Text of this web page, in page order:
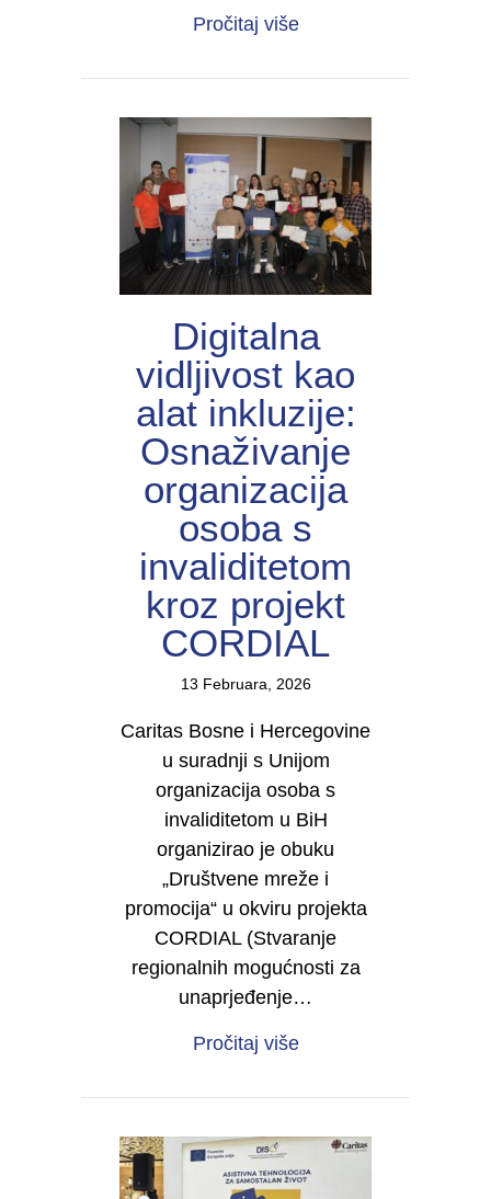
Pročitaj višeabout Sigurnost
Digitalna
vidljivost kao
alat inkluzije:
Osnaživanje
organizacija
osoba s
invaliditetom
kroz projekt
CORDIAL
13 Februara, 2026
Caritas Bosne i Hercegovine
u suradnji s Unijom
organizacija osoba s
invaliditetom u BiH
organizirao je obuku
„Društvene mreže i
promocija“ u okviru projekta
CORDIAL (Stvaranje
regionalnih mogućnosti za
unaprjeđenje…
Pročitaj višeabout Digitalna